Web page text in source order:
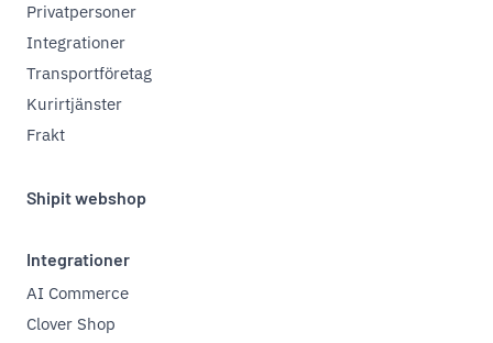
Privatpersoner
Integrationer
Transportföretag
Kurirtjänster
Frakt
Shipit webshop
Integrationer
AI Commerce
Clover Shop